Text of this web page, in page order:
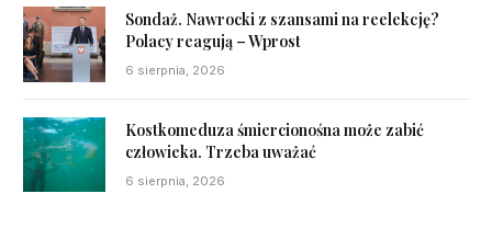
Sondaż. Nawrocki z szansami na reelekcję?
Polacy reagują – Wprost
6 sierpnia, 2026
Kostkomeduza śmiercionośna może zabić
człowieka. Trzeba uważać
6 sierpnia, 2026